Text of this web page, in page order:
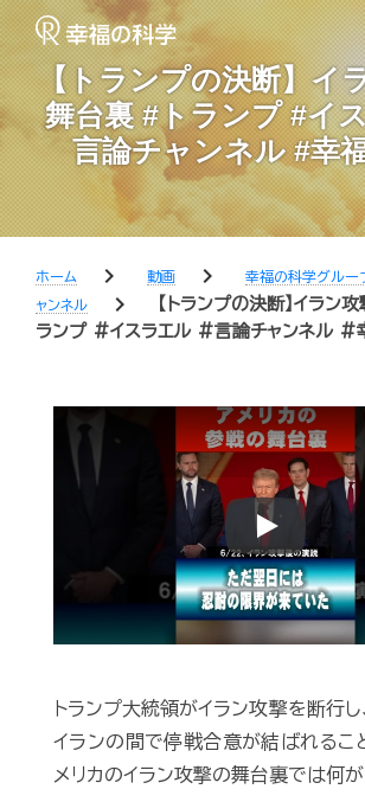
【トランプの決断】イ
舞台裏 #トランプ #イ
言論チャンネル #幸
ホーム chevron_right 動画 chevron_right 幸福の科学グルー
ャンネル
chevron_right
【トランプの決断】イラン
ランプ #イスラエル #言論チャンネル #
Play
トランプ大統領がイラン攻撃を断行し
イランの間で停戦合意が結ばれるこ
メリカのイラン攻撃の舞台裏では何が